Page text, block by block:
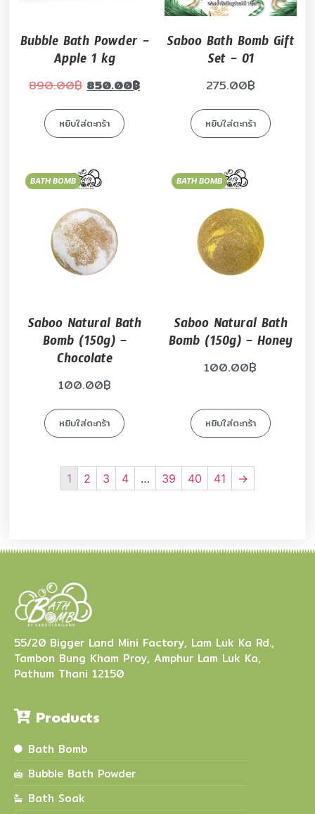
Bubble Bath Powder –
Apple 1 kg
890.00฿ 850.00฿
หยิบใส่ตะกร้า
Saboo Bath Bomb Gift
Set – 01
275.00฿
หยิบใส่ตะกร้า
BATH BOMB
Saboo Natural Bath
Bomb (150g) –
Chocolate
100.00฿
หยิบใส่ตะกร้า
BATH BOMB
Saboo Natural Bath
Bomb (150g) – Honey
100.00฿
หยิบใส่ตะกร้า
1 2 3 4 … 39 40 41 →
55/20 Bigger Land Mini Factory, Lam Luk Ka Rd.,
Tambon Bung Kham Proy, Amphur Lam Luk Ka,
Pathum Thani 12150
Products
Bath Bomb
Bubble Bath Powder
Bath Soak